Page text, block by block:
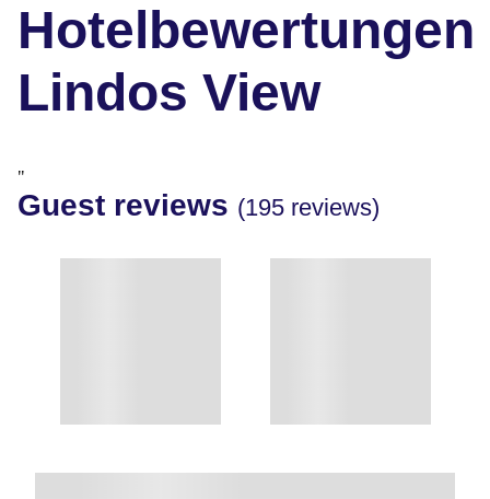
Hotelbewertungen
Lindos View
"
Guest reviews (195 reviews)